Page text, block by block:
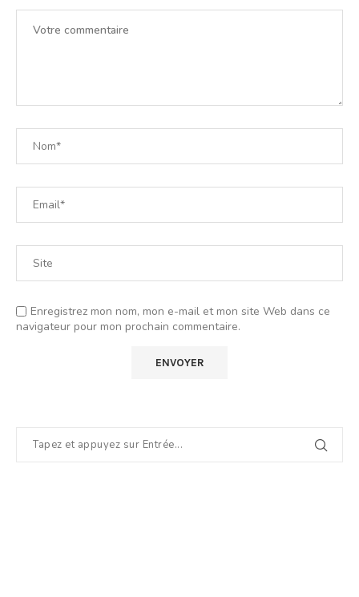
Enregistrez mon nom, mon e-mail et mon site Web dans ce
navigateur pour mon prochain commentaire.